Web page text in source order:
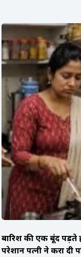
बारिश की एक बूंद पड़ते
परेशान पत्नी ने करा दी